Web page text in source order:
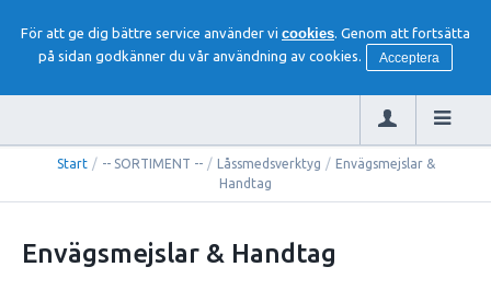
För att ge dig bättre service använder vi cookies. Genom att fortsätta
på sidan godkänner du vår användning av cookies.
Acceptera
Start / -- SORTIMENT -- / Låssmedsverktyg / Envägsmejslar &
Handtag
Envägsmejslar & Handtag